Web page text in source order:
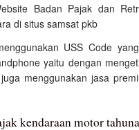
Badan Pajak dan
di situs samsat pkb
USS Code
yaitu dengan
menggunakan jasa
kendaraan motor